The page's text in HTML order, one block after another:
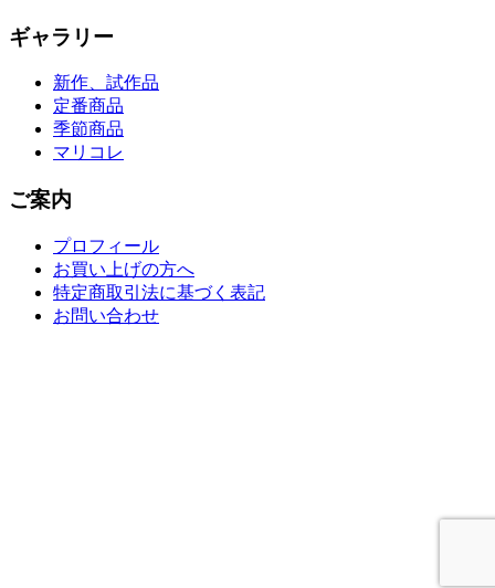
ギャラリー
新作、試作品
定番商品
季節商品
マリコレ
ご案内
プロフィール
お買い上げの方へ
特定商取引法に基づく表記
お問い合わせ